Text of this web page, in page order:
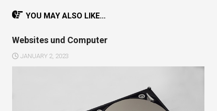
YOU MAY ALSO LIKE...
Websites und Computer
JANUARY 2, 2023